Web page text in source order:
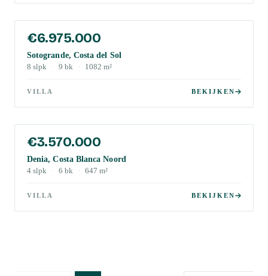
€6.975.000
Sotogrande, Costa del Sol
8 slpk · 9 bk · 1082 m²
VILLA BEKIJKEN
€3.570.000
Denia, Costa Blanca Noord
4 slpk · 6 bk · 647 m²
VILLA BEKIJKEN